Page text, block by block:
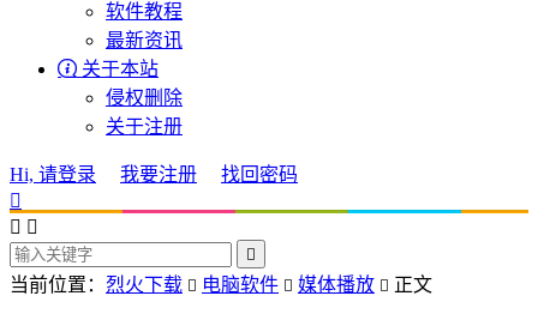
软件教程
最新资讯
 关于本站
侵权删除
关于注册
Hi, 请登录 我要注册
找回密码

 

当前位置： 烈火下载  电脑软件  媒体播放  正文